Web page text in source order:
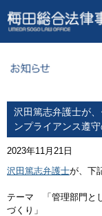
沢田篤志弁護士が
ンプライアンス遵
2023年11月21日
沢田篤志弁護士が、下
テーマ 「管理部門と
づくり」